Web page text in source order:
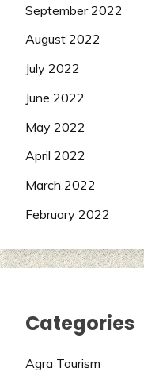
September 2022
August 2022
July 2022
June 2022
May 2022
April 2022
March 2022
February 2022
Categories
Agra Tourism